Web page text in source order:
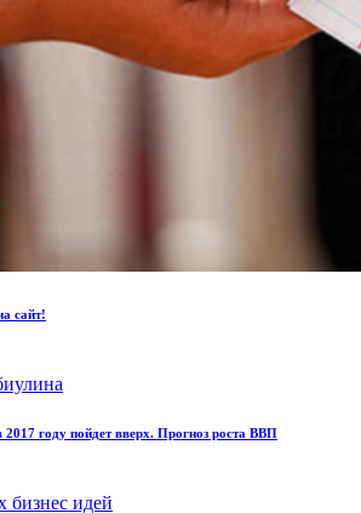
сайт!
году пойдет вверх. Прогноз роста ВВП